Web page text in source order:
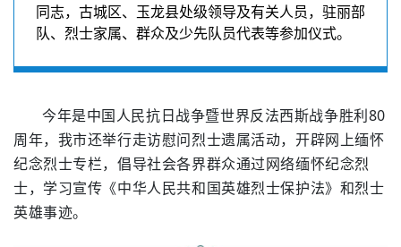
同志，古城区、玉龙县处级领导及有关人员，驻丽部
队、烈士家属、群众及少先队员代表等参加仪式。
今年是中国人民抗日战争暨世界反法西斯战争胜利80
周年， 我市还举行走访慰问烈士遗属活动， 开辟网上缅怀
纪念烈士专栏，倡导社会各界群众通过网络缅怀纪念烈
士，学习宣传《中华人民共和国英雄烈士保护法》和烈士
英雄事迹。